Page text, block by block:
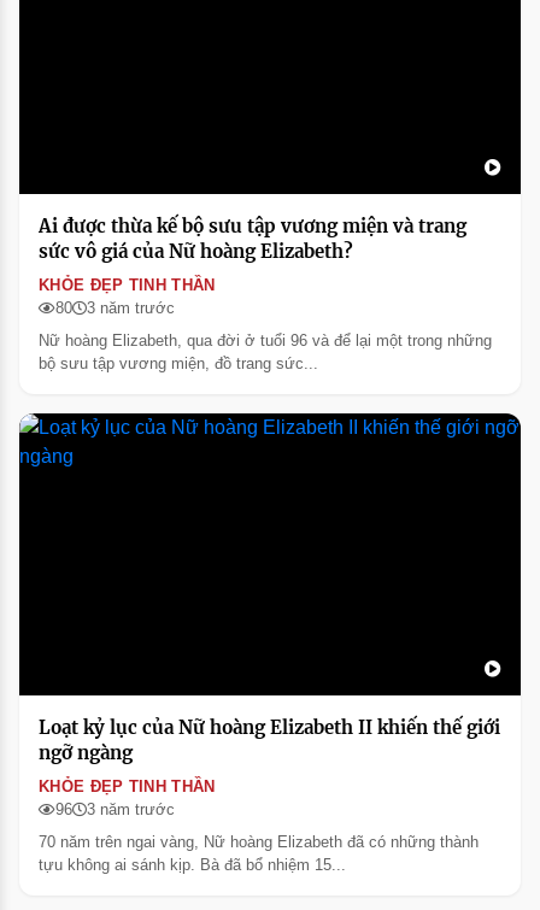
Ai được thừa kế bộ sưu tập vương miện và trang
sức vô giá của Nữ hoàng Elizabeth?
KHỎE ĐẸP TINH THẦN
80
3 năm trước
Nữ hoàng Elizabeth, qua đời ở tuổi 96 và để lại một trong những
bộ sưu tập vương miện, đồ trang sức...
Loạt kỷ lục của Nữ hoàng Elizabeth II khiến thế giới
ngỡ ngàng
KHỎE ĐẸP TINH THẦN
96
3 năm trước
70 năm trên ngai vàng, Nữ hoàng Elizabeth đã có những thành
tựu không ai sánh kịp. Bà đã bổ nhiệm 15...